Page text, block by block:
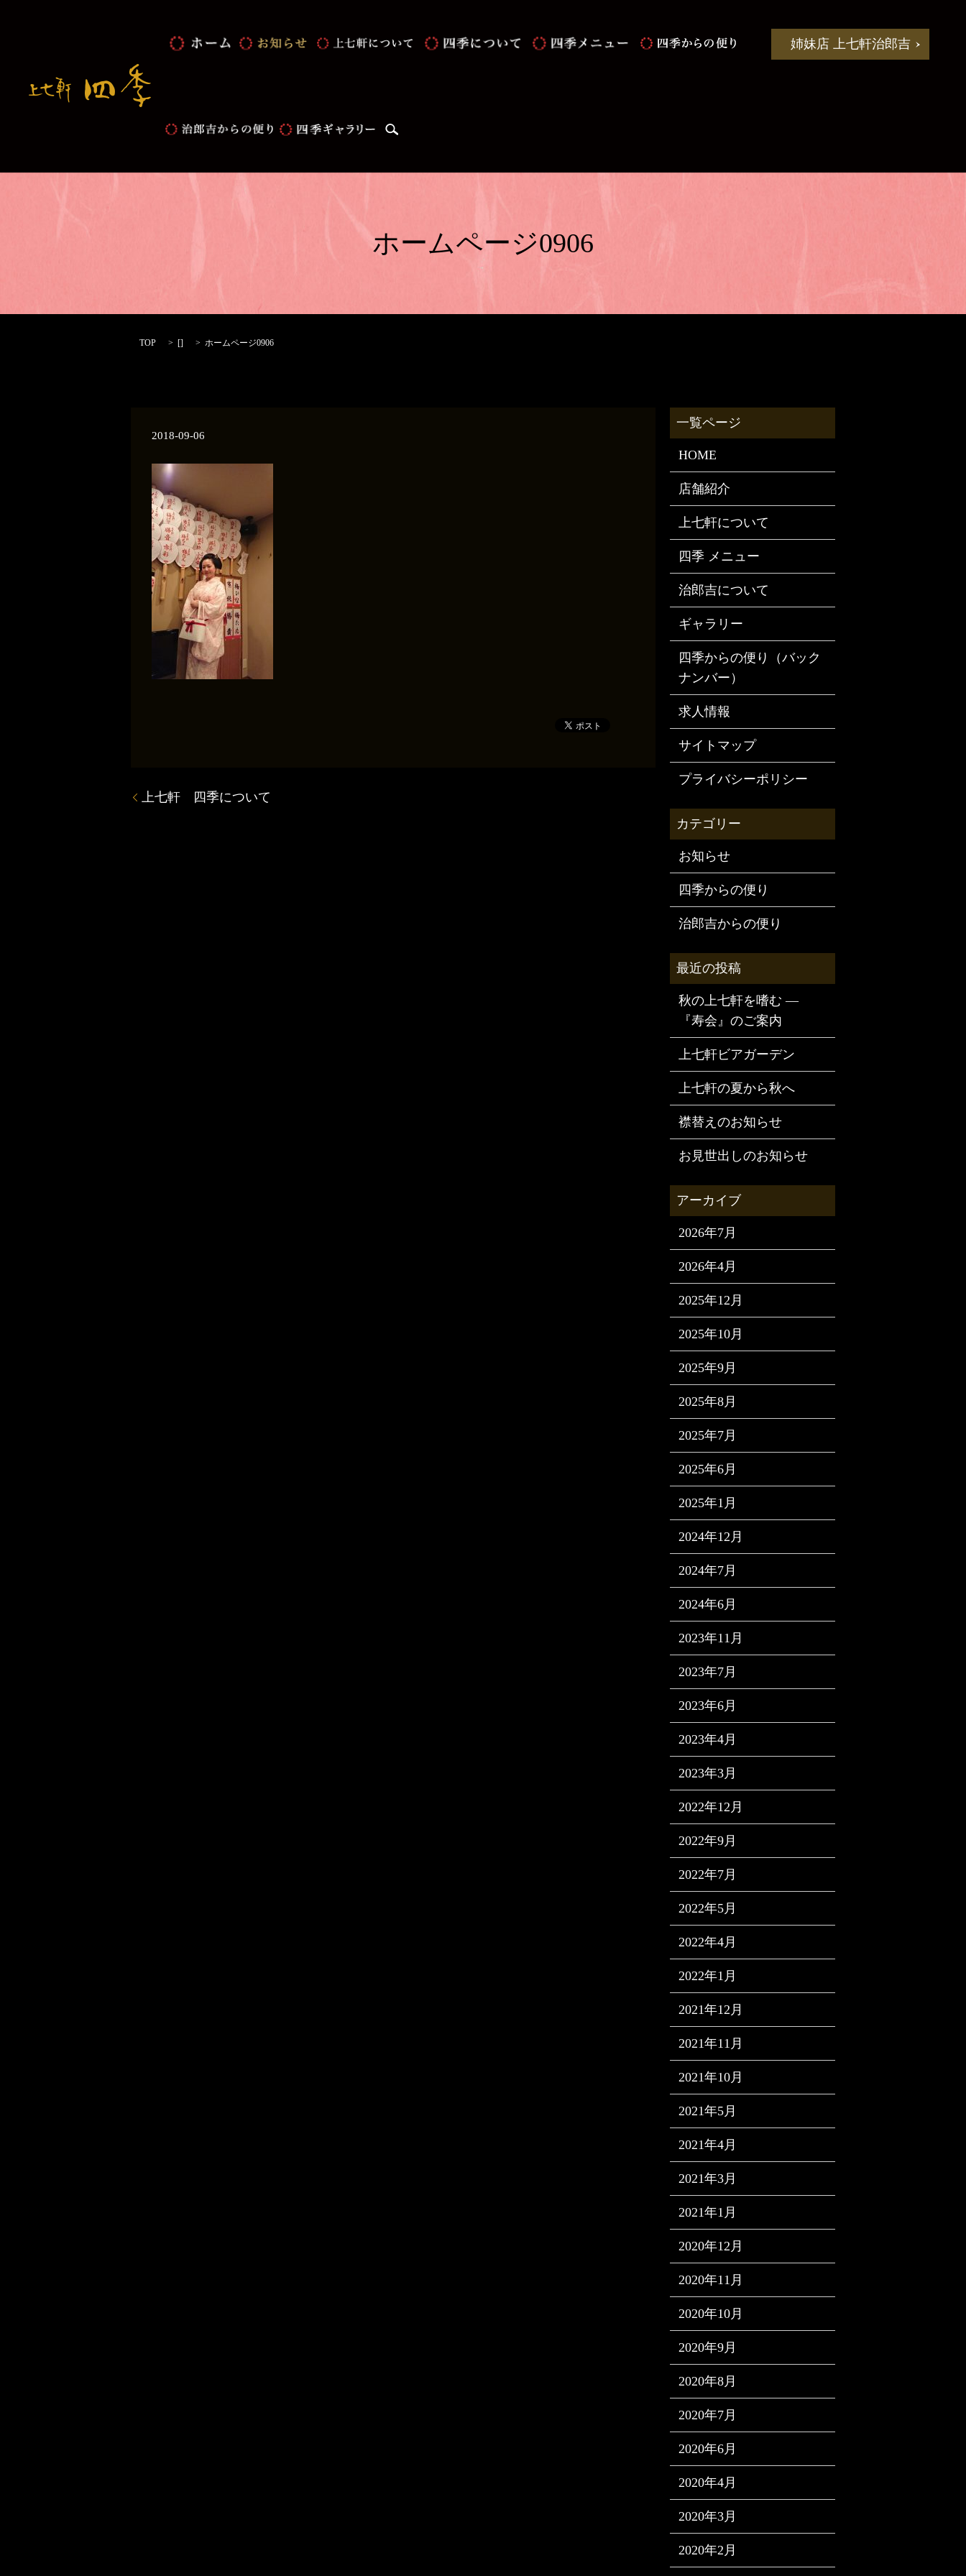
姉妹店 上七軒治郎吉
ホームページ0906
TOP [] ホームページ0906
2018-09-06
上七軒 四季について
HOME
店舗紹介
上七軒について
四季 メニュー
治郎吉について
ギャラリー
四季からの便り（バック
ナンバー）
求人情報
サイトマップ
プライバシーポリシー
お知らせ
四季からの便り
治郎吉からの便り
秋の上七軒を嗜む —
『寿会』のご案内
上七軒ビアガーデン
上七軒の夏から秋へ
襟替えのお知らせ
お見世出しのお知らせ
2026年7月
2026年4月
2025年12月
2025年10月
2025年9月
2025年8月
2025年7月
2025年6月
2025年1月
2024年12月
2024年7月
2024年6月
2023年11月
2023年7月
2023年6月
2023年4月
2023年3月
2022年12月
2022年9月
2022年7月
2022年5月
2022年4月
2022年1月
2021年12月
2021年11月
2021年10月
2021年5月
2021年4月
2021年3月
2021年1月
2020年12月
2020年11月
2020年10月
2020年9月
2020年8月
2020年7月
2020年6月
2020年4月
2020年3月
2020年2月